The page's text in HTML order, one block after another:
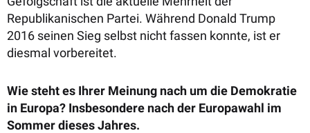
Republikanischen Partei. Während Donald Trump
2016 seinen Sieg selbst nicht fassen konnte, ist er
diesmal vorbereitet.
Wie steht es Ihrer Meinung nach um die Demokratie
in Europa? Insbesondere nach der Europawahl im
Sommer dieses Jahres.